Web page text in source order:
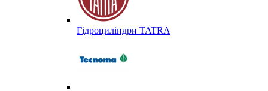
Гідроциліндри TATRA